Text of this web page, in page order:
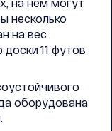
несколько
на вес
доски 11 футов
оборудована